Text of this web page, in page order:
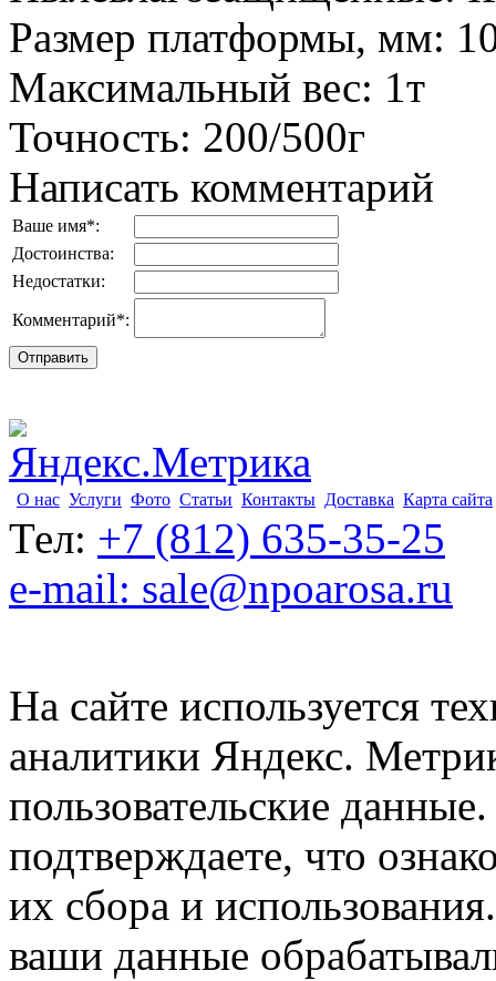
Размер платформы, мм:
Максимальный вес: 1т
Точность: 200/500г
Написать комментарий
Ваше имя*:
Достоинства:
Недостатки:
Комментарий*:
О нас Услуги Фото Статьи Контакты Доставка Карта сайта
Тел: +7 (812) 635-35-25
e-mail: sale@npoarosa.ru
На сайте используется
аналитики Яндекс.
пользовательские
подтверждаете, что
их сбора и
ваши данные